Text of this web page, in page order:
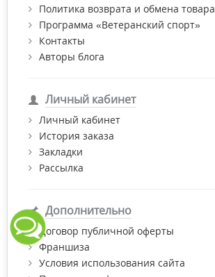
Политика возврата и обмена товара
Программа «Ветеранский спорт»
Контакты
Авторы блога
Личный кабинет
Личный кабинет
История заказа
Закладки
Рассылка
Дополнительно
Договор публичной оферты
Франшиза
Условия использования сайта